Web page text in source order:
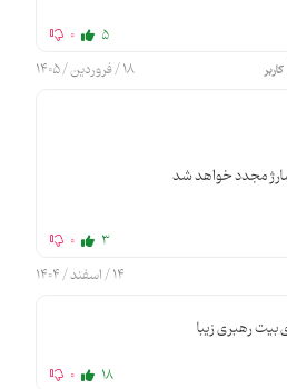
5
0
کاربر 18 / فروردین / 1405
مجدد خواهد شد
3
0
14 / اسفند / 1404
بیت رهبری زیبا
18
0